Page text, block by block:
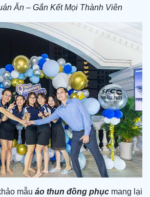
Ăn – Gắn Kết Mọi Thành Viên
mẫu áo thun đồng phục mang lại